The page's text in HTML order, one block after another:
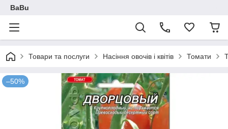
BaBu
Товари та послуги Насіння овочів і квітів Томати
–50%